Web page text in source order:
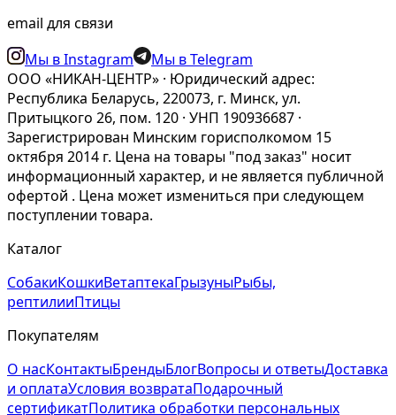
email для связи
Мы в Instagram
Мы в Telegram
ООО «НИКАН-ЦЕНТР» · Юридический адрес:
Республика Беларусь, 220073, г. Минск, ул.
Притыцкого 26, пом. 120 · УНП 190936687 ·
Зарегистрирован Минским горисполкомом 15
октября 2014 г. Цена на товары "под заказ" носит
информационный характер, и не является публичной
офертой . Цена может измениться при следующем
поступлении товара.
Каталог
СобакиКошкиВетаптекаГрызуныРыбы,
рептилииПтицы
Покупателям
О насКонтактыБрендыБлогВопросы и ответыДоставка
и оплатаУсловия возвратаПодарочный
сертификатПолитика обработки персональных